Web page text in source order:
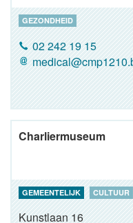
GEZONDHEID
02 242 19 15
Charliermuseum
GEMEENTELIJK CULTUUR
Kunstlaan 16